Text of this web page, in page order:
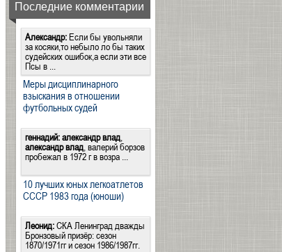
Последние комментарии
Александр: Если бы увольняли
за косяки,то небыло ло бы таких
судейских ошибок,а если эти все
Псы в ...
Меры дисциплинарного
взыскания в отношении
футбольных судей
геннадий:александр влад
александр влад , валерий борзов
пробежал в 1972 г в возра ...
10 лучших юных легкоатлетов
СССР 1983 года (юноши)
Леонид:СКА Ленинград дважды
Бронзовый призёр: сезон
1870/1971гг и сезон 1986/1987гг.